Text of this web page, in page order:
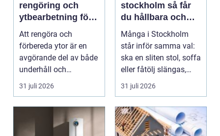
rengöring och
ytbearbetning för
proffs och
hantverkare
Att rengöra och
förbereda ytor är en
avgörande del av både
underhåll och
renovering. Färg, rost,
smu...
31 juli 2026
stockholm så får
du hållbara och
vackra möbler
Många i Stockholm
står inför samma val:
ska en sliten stol, soffa
eller fåtölj slängas,
säljas billi...
31 juli 2026